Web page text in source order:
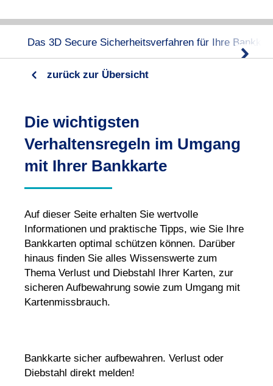
Das 3D Secure Sicherheitsverfahren für Ihre
zurück zur Übersicht
Die wichtigsten
Verhaltensregeln im Umgang
mit Ihrer Bankkarte
Auf dieser Seite erhalten Sie wertvolle
Informationen und praktische Tipps, wie Sie Ihre
Bankkarten optimal schützen können. Darüber
hinaus finden Sie alles Wissenswerte zum
Thema Verlust und Diebstahl Ihrer Karten, zur
sicheren Aufbewahrung sowie zum Umgang mit
Kartenmissbrauch.
Bankkarte sicher aufbewahren. Verlust oder
Diebstahl direkt melden!